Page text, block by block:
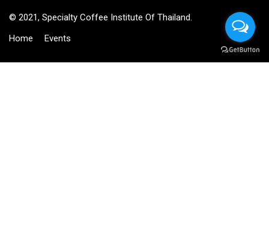
© 2021, Specialty Coffee Institute Of Thailand.
Home
Events